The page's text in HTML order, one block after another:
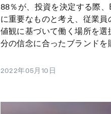
88％が、投資を決定する際
に重要なものと考え、従業
値観に基づいて働く場所を
分の信念に合ったブランドを
2022年05月10日